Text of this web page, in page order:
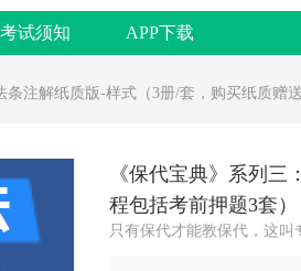
考试须知 APP下载
注解纸质版-样式（3册/套，购买纸质赠
《保代宝典》系列
程包括考前押题3套）
只有保代才能教保代，这